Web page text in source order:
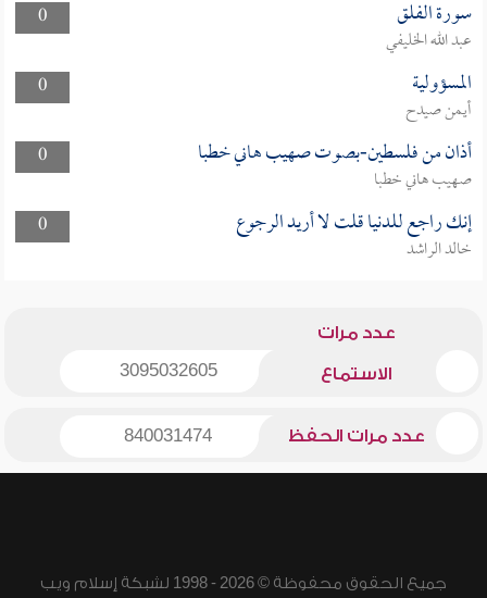
0
سورة الفلق
عبد الله الخليفي
0
المسؤولية
أيمن صيدح
0
أذان من فلسطين-بصوت صهيب هاني خطبا
صهيب هاني خطبا
0
إنك راجع للدنيا قلت لا أريد الرجوع
خالد الراشد
عدد مرات
الاستماع 3095032605
عدد مرات الحفظ 840031474
جميع الحقوق محفوظة © 2026 - 1998 لشبكة إسلام ويب